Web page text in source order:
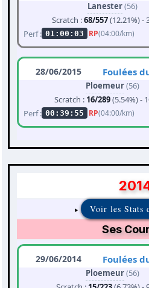
Lanester(56)
Scratch :68/557(12.21%) -
Perf : 01:00:03 RP(04:00/km)
28/06/2015 Foulées
Ploemeur(56)
Scratch : 16/289(5.54%) -
Perf : 00:39:55 RP(04:00/km)
Voir les Stats
Ses
29/06/2014 Foulées
Ploemeur(56)